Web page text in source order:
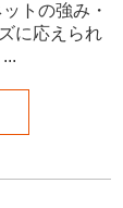
トの強み・
に応えられ